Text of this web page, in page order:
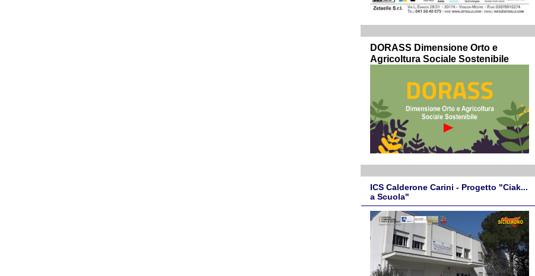
DORASS Dimensione Orto e
Agricoltura Sociale Sostenibile
ICS Calderone Carini - Progetto "Ciak...
a Scuola"